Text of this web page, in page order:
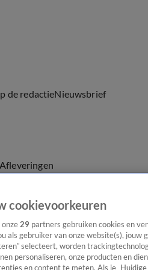
de redactieNieuwsbrief
Afleveringen
cookievoorkeuren
29 partners gebruiken cookies en
als gebruiker van onze website(s), jouw
selecteert, worden
personaliseren, onze producten en
en content te meten. Als je